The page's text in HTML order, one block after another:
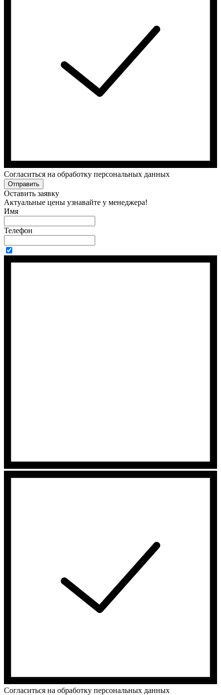
Cогласиться на обработку персональных данных
Отправить
Оставить заявку
Актуальные цены узнавайте у менеджера!
Имя
Телефон
Cогласиться на обработку персональных данных